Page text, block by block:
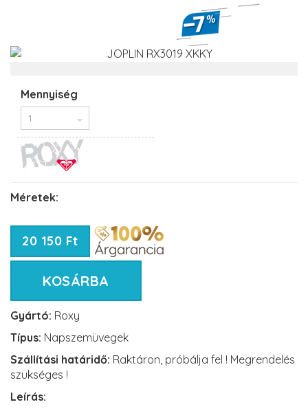
Mennyiség
Méretek:
20 150 Ft
KOSÁRBA
Gyártó: Roxy
Típus: Napszemüvegek
Szállítási határidő: Raktáron, próbálja fel ! Megrendelés
szükséges !
Leírás: